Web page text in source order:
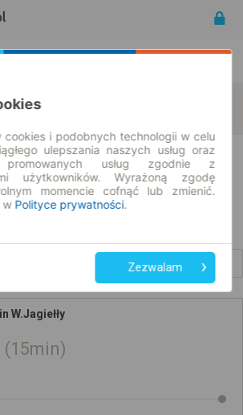
W.Jagiełły
15min
cookies i podobnych technologii w celu
ulepszania naszych usług oraz
promowanych usług zgodnie z
użytkowników. Wyrażoną zgodę
momencie cofnąć lub zmienić.
w Polityce prywatności.
Zezwalam